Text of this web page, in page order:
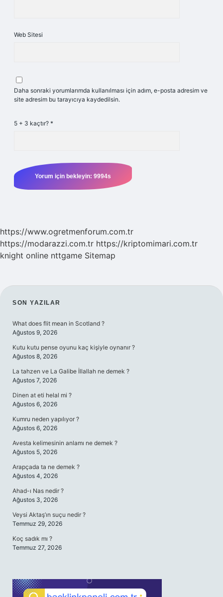
Web Sitesi
Daha sonraki yorumlarımda kullanılması için adım, e-posta adresim ve
site adresim bu tarayıcıya kaydedilsin.
5 + 3 kaçtır? *
https://www.ogretmenforum.com.tr
https://modarazzi.com.tr https://kriptomimari.com.tr
knight online nttgame Sitemap
SIDEBAR
SON YAZILAR
What does flit mean in Scotland ?
Ağustos 9, 2026
Kutu kutu pense oyunu kaç kişiyle oynanır ?
Ağustos 8, 2026
La tahzen ve La Galibe İllallah ne demek ?
Ağustos 7, 2026
Dinen at eti helal mi ?
Ağustos 6, 2026
Kumru neden yapılıyor ?
Ağustos 6, 2026
Avesta kelimesinin anlamı ne demek ?
Ağustos 5, 2026
Arapçada ta ne demek ?
Ağustos 4, 2026
Ahad-ı Nas nedir ?
Ağustos 3, 2026
Veysi Aktaş’ın suçu nedir ?
Temmuz 29, 2026
Koç sadık mı ?
Temmuz 27, 2026